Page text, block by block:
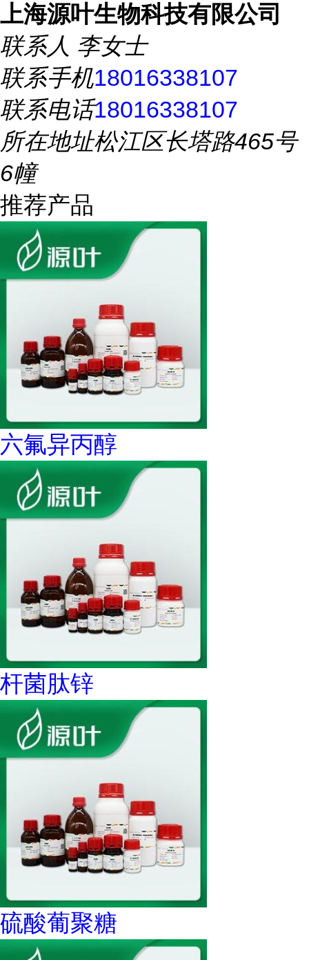
上海源叶生物科技有限公司
联系人 李女士
联系手机18016338107
联系电话18016338107
所在地址松江区长塔路465号
6幢
推荐产品
六氟异丙醇
杆菌肽锌
硫酸葡聚糖